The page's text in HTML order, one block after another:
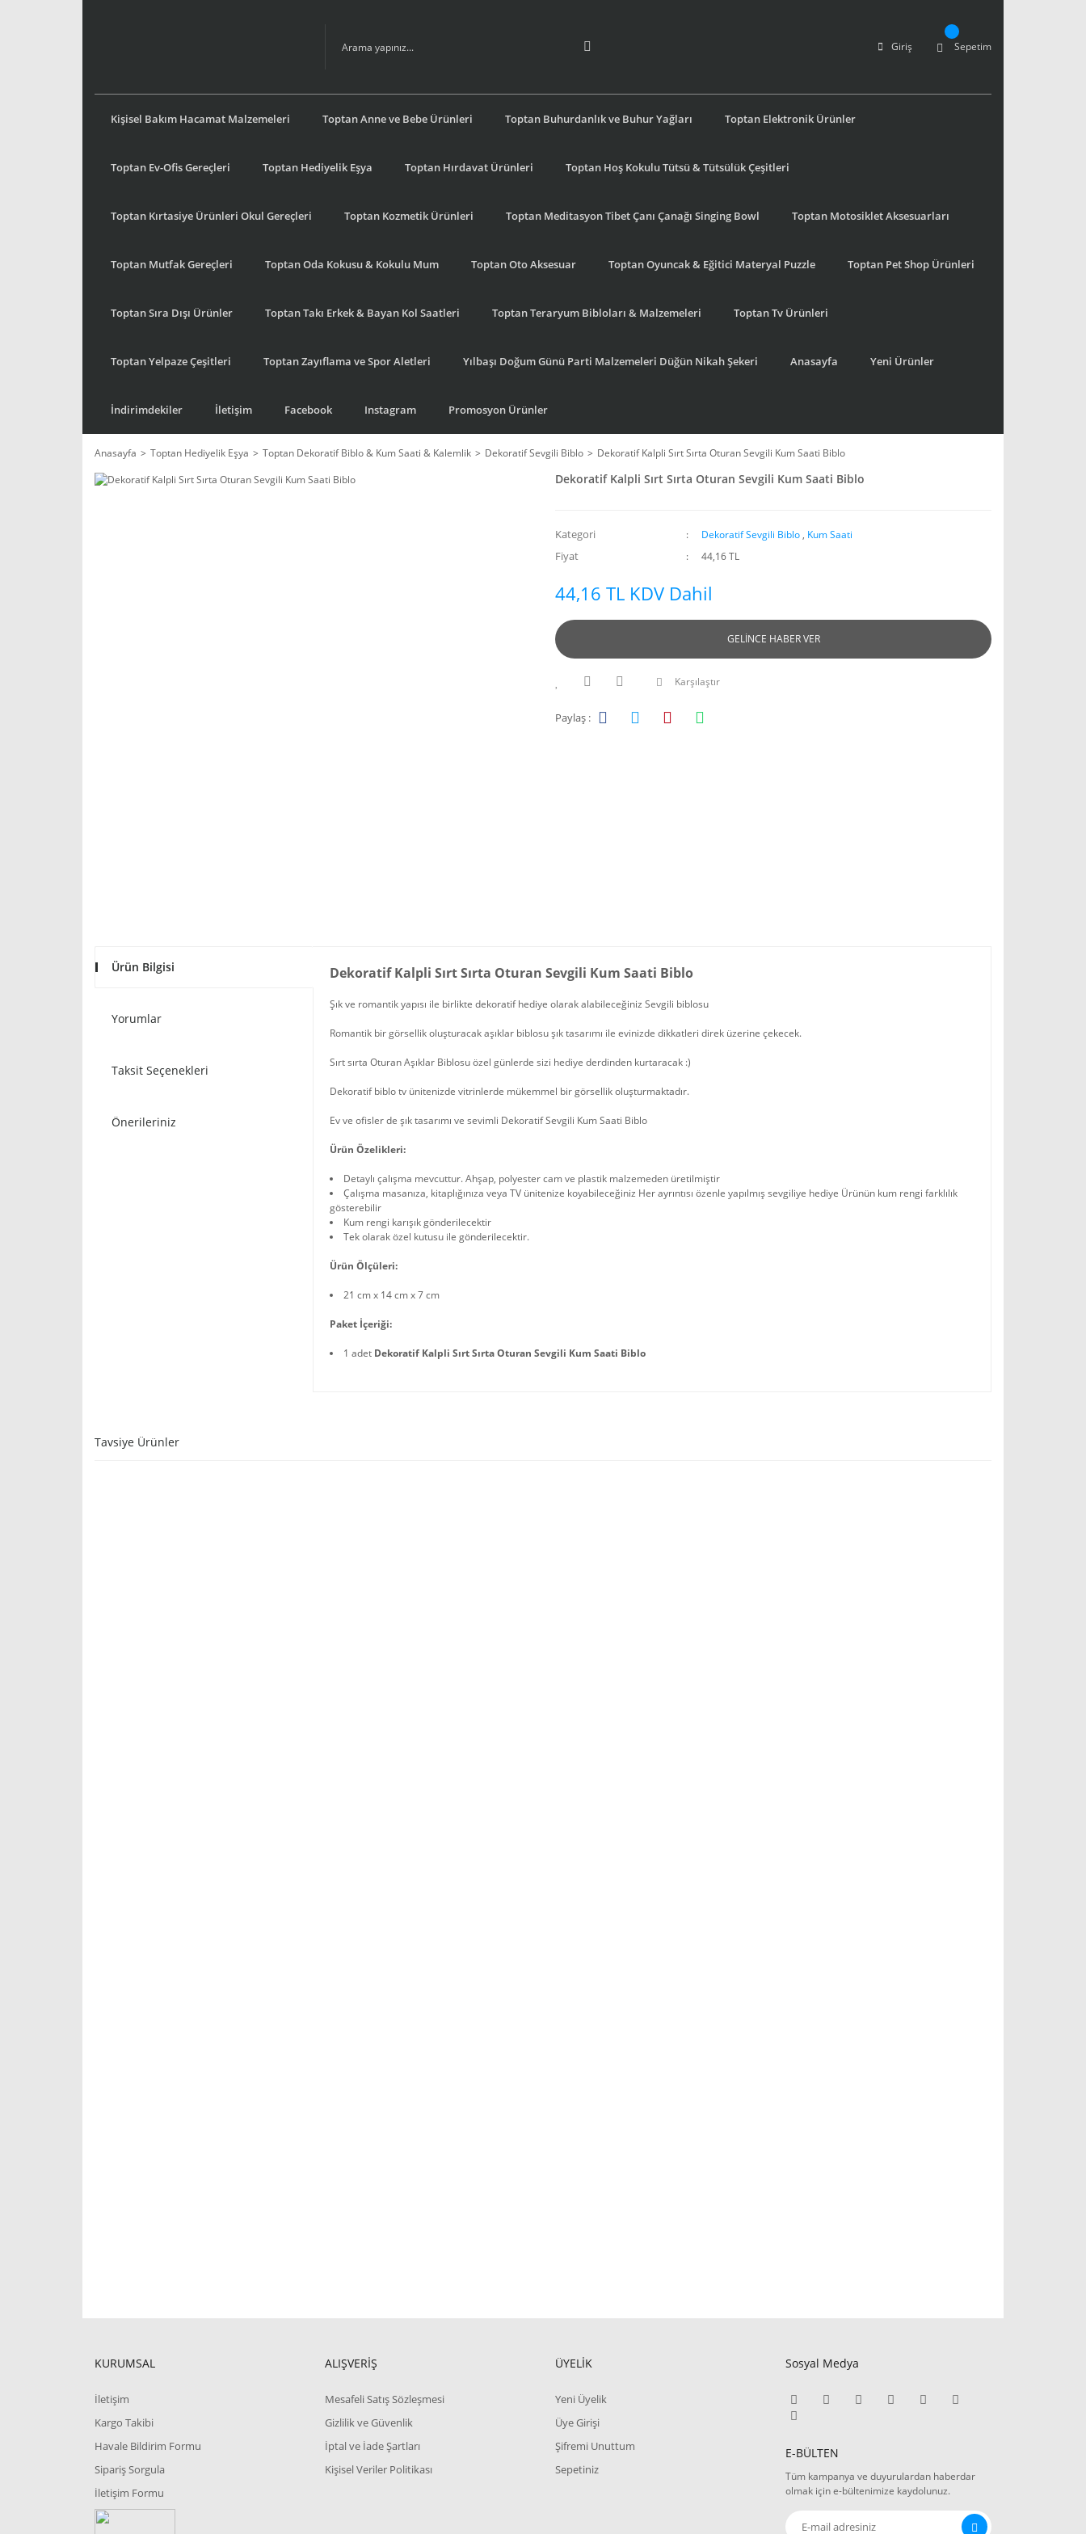
Giriş Sepetim
Kişisel Bakım Hacamat Malzemeleri Toptan Anne ve Bebe Ürünleri Toptan Buhurdanlık ve Buhur Yağları Toptan Elektronik Ürünler
Toptan Ev-Ofis Gereçleri Toptan Hediyelik Eşya Toptan Hırdavat Ürünleri Toptan Hoş Kokulu Tütsü & Tütsülük Çeşitleri
Toptan Kırtasiye Ürünleri Okul Gereçleri Toptan Kozmetik Ürünleri Toptan Meditasyon Tibet Çanı Çanağı Singing Bowl Toptan Motosiklet Aksesuarları
Toptan Mutfak Gereçleri Toptan Oda Kokusu & Kokulu Mum Toptan Oto Aksesuar Toptan Oyuncak & Eğitici Materyal Puzzle Toptan Pet Shop Ürünleri
Toptan Sıra Dışı Ürünler Toptan Takı Erkek & Bayan Kol Saatleri Toptan Teraryum Bibloları & Malzemeleri Toptan Tv Ürünleri
Toptan Yelpaze Çeşitleri Toptan Zayıflama ve Spor Aletleri Yılbaşı Doğum Günü Parti Malzemeleri Düğün Nikah Şekeri Anasayfa Yeni Ürünler
İndirimdekiler İletişim Facebook Instagram Promosyon Ürünler
Anasayfa Toptan Hediyelik Eşya Toptan Dekoratif Biblo & Kum Saati & Kalemlik Dekoratif Sevgili Biblo Dekoratif Kalpli Sırt Sırta Oturan Sevgili Kum Saati Biblo
Dekoratif Kalpli Sırt Sırta Oturan Sevgili Kum Saati Biblo
Kategori Dekoratif Sevgili Biblo , Kum Saati
Fiyat 44,16 TL
44,16 TL KDV Dahil
GELİNCE HABER VER
Karşılaştır
Paylaş :
Ürün Bilgisi
Yorumlar
Taksit Seçenekleri
Önerileriniz
Dekoratif Kalpli Sırt Sırta Oturan Sevgili Kum Saati Biblo
Şık ve romantik yapısı ile birlikte dekoratif hediye olarak alabileceğiniz Sevgili biblosu
Romantik bir görsellik oluşturacak aşıklar biblosu şık tasarımı ile evinizde dikkatleri direk üzerine çekecek.
Sırt sırta Oturan Aşıklar Biblosu özel günlerde sizi hediye derdinden kurtaracak :)
Dekoratif biblo tv ünitenizde vitrinlerde mükemmel bir görsellik oluşturmaktadır.
Ev ve ofisler de şık tasarımı ve sevimli Dekoratif Sevgili Kum Saati Biblo
Ürün Özelikleri:
Detaylı çalışma mevcuttur. Ahşap, polyester cam ve plastik malzemeden üretilmiştir
Çalışma masanıza, kitaplığınıza veya TV ünitenize koyabileceğiniz Her ayrıntısı özenle yapılmış sevgiliye hediye Ürünün kum rengi farklılık
gösterebilir
Kum rengi karışık gönderilecektir
Tek olarak özel kutusu ile gönderilecektir.
Ürün Ölçüleri:
21 cm x 14 cm x 7 cm
Paket İçeriği:
1 adet Dekoratif Kalpli Sırt Sırta Oturan Sevgili Kum Saati Biblo
Tavsiye Ürünler
KURUMSAL
İletişim
Kargo Takibi
Havale Bildirim Formu
Sipariş Sorgula
İletişim Formu
ALIŞVERİŞ
Mesafeli Satış Sözleşmesi
Gizlilik ve Güvenlik
İptal ve İade Şartları
Kişisel Veriler Politikası
ÜYELİK
Yeni Üyelik
Üye Girişi
Şifremi Unuttum
Sepetiniz
Sosyal Medya
E-BÜLTEN
Tüm kampanya ve duyurulardan haberdar
olmak için e-bültenimize kaydolunuz.